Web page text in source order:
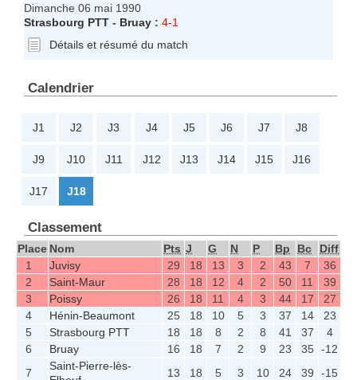
Dimanche 06 mai 1990
Strasbourg PTT - Bruay : 4-1
Détails et résumé du match
Calendrier
J1 J2 J3 J4 J5 J6 J7 J8
J9 J10 J11 J12 J13 J14 J15 J16
J17 J18
Classement
Place Nom Pts J G N P Bp Bc
Diff
1
Juvisy 29 18 13 3 2 43 7
36
2
Saint-Maur 28 18 12 4 2 50 11
39
3
Poissy 26 18 11 4 3 44 17
27
4
Hénin-Beaumont 25 18 10 5 3 37 14
23
5
Strasbourg PTT 18 18 8 2 8 41 37
4
6
Bruay 16 18 7 2 9 23 35 -12
7
Saint-Pierre-lès-
13 18 5 3 10 24 39
-15